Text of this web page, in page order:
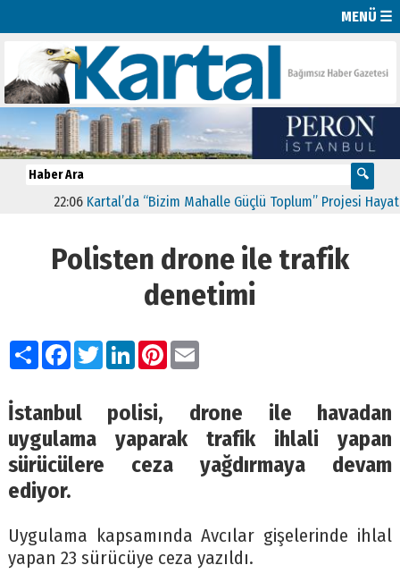
MENÜ ☰
22:06 Kartal’da “Bizim Mahalle Güçlü Toplum” Projesi Hayata
Polisten drone ile trafik
denetimi
PaylaşFacebook
TwitterLinkedIn
Pinterest
Email
İstanbul polisi, drone ile havadan
uygulama yaparak trafik ihlali yapan
sürücülere ceza yağdırmaya devam
ediyor.
Uygulama kapsamında Avcılar gişelerinde ihlal
yapan 23 sürücüye ceza yazıldı.